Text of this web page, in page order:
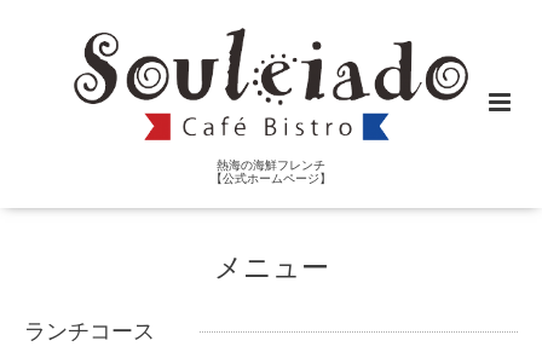
熱海の海鮮フレンチ
【公式ホームページ】
メニュー
ランチコース